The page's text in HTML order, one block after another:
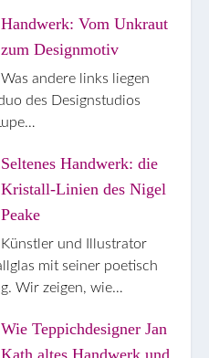
Handwerk: Vom Unkraut
zum Designmotiv
Was andere links liegen
des Designstudios
Seltenes Handwerk: die
Kristall-Linien des Nigel
Peake
Künstler und Illustrator
mit seiner poetisch
Wir zeigen, wie…
Wie Teppichdesigner Jan
Kath altes Handwerk und